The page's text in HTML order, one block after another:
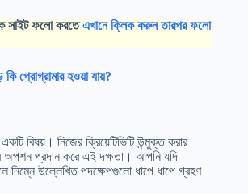
সাইট ফলো করতেএখানে ক্লিক করুন তারপর ফলো
কি প্রোগ্রামার হওয়া যায়?
বিষয়। নিজের ক্রিয়েটিভিটি উন্মুক্ত করার
অপশন প্রদান করে এই দক্ষতা। আপনি যদি
নিম্নে উল্লেখিত পদক্ষেপগুলো ধাপে ধাপে গ্রহণ